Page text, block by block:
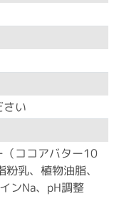
い
ココアバター10
乳、植物油脂、
ンNa、pH調整